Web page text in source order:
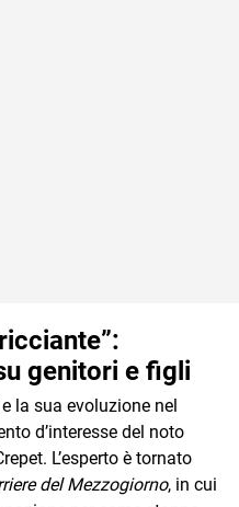
genitori e figli
la sua evoluzione nel
d’interesse del noto
L’esperto è tornato
del Mezzogiorno, in cui